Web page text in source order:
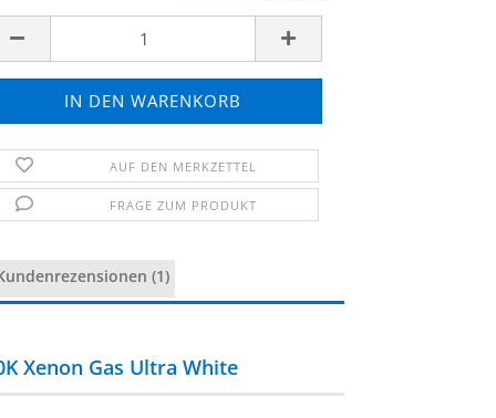
AUF DEN MERKZETTEL
FRAGE ZUM PRODUKT
(1)
Xenon Gas Ultra White